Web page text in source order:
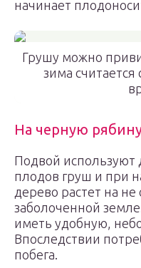
начинает
Грушу можно
зима
На черную
Подвой используют
плодов груш и при
дерево растет на
заболоченной
иметь удобную,
Впоследствии
побега.